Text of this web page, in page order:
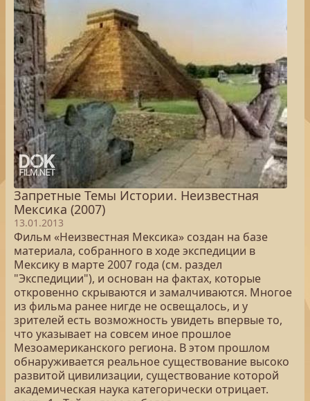
Запретные Темы Истории. Неизвестная
Мексика (2007)
13.01.2013
Фильм «Неизвестная Мексика» создан на базе
материала, собранного в ходе экспедиции в
Мексику в марте 2007 года (см. раздел
"Экспедиции"), и основан на фактах, которые
откровенно скрываются и замалчиваются. Многое
из фильма ранее нигде не освещалось, и у
зрителей есть возможность увидеть впервые то,
что указывает на совсем иное прошлое
Мезоамериканского региона. В этом прошлом
обнаруживается реальное существование высоко
развитой цивилизации, существование которой
академическая наука категорически отрицает.